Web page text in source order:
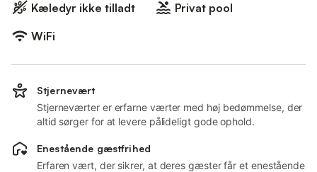
Kæledyr ikke tilladt
Privat pool
WiFi
Stjernevært
Stjerneværter er erfarne værter med høj bedømmelse, der
altid sørger for at levere pålideligt gode ophold.
Enestående gæstfrihed
Erfaren vært, der sikrer, at deres gæster får et enestående